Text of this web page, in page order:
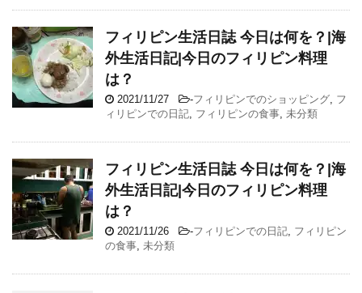
フィリピン生活日誌 今日は何を？|海
外生活日記|今日のフィリピン料理
は？
2021/11/27 -フィリピンでのショッピング フ
ィリピンでの日記 フィリピンの食事 未分類
フィリピン生活日誌 今日は何を？|海
外生活日記|今日のフィリピン料理
は？
2021/11/26 -フィリピンでの日記 フィリピン
の食事 未分類